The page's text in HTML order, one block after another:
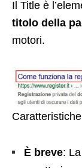
Il Title è
titolo della
motori.
È breve: